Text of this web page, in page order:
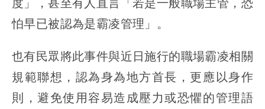
怕早已被認為是霸凌管理」。
也有民眾將此事件與近日施行的職場霸凌相關
規範聯想，認為身為地方首長，更應以身作
則，避免使用容易造成壓力或恐懼的管理語